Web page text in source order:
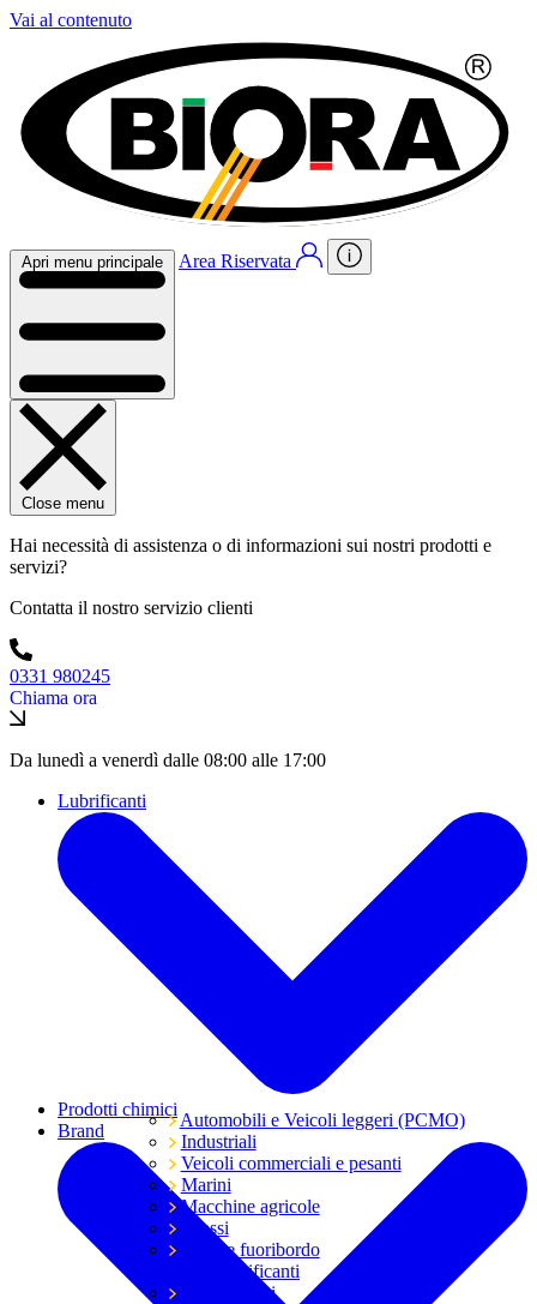
Vai al contenuto
Apri menu principale Area Riservata
Close menu
Hai necessità di assistenza o di informazioni sui nostri prodotti e
servizi?
Contatta il nostro servizio clienti
0331 980245
Chiama ora
Da lunedì a venerdì dalle 08:00 alle 17:00
Lubrificanti
Automobili e Veicoli leggeri (PCMO)
Industriali
Veicoli commerciali e pesanti
Marini
Macchine agricole
Grassi
Moto e fuoribordo
Tutti i lubrificanti
Trasmissioni
Prodotti chimici
Brand